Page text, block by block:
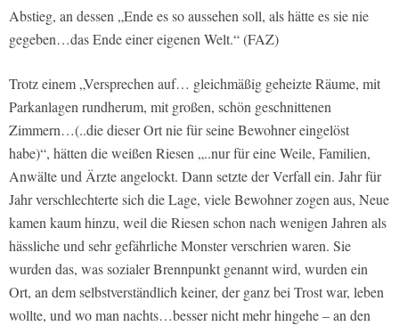
Abstieg, an dessen „Ende es so aussehen soll, als hätte es sie nie
gegeben…das Ende einer eigenen Welt.“ (FAZ)
Trotz einem „Versprechen auf… gleichmäßig geheizte Räume, mit
Parkanlagen rundherum, mit großen, schön geschnittenen
Zimmern…(..die dieser Ort nie für seine Bewohner eingelöst
habe)“, hätten die weißen Riesen „..nur für eine Weile, Familien,
Anwälte und Ärzte angelockt. Dann setzte der Verfall ein. Jahr für
Jahr verschlechterte sich die Lage, viele Bewohner zogen aus, Neue
kamen kaum hinzu, weil die Riesen schon nach wenigen Jahren als
hässliche und sehr gefährliche Monster verschrien waren. Sie
wurden das, was sozialer Brennpunkt genannt wird, wurden ein
Ort, an dem selbstverständlich keiner, der ganz bei Trost war, leben
wollte, und wo man nachts…besser nicht mehr hingehe – an den